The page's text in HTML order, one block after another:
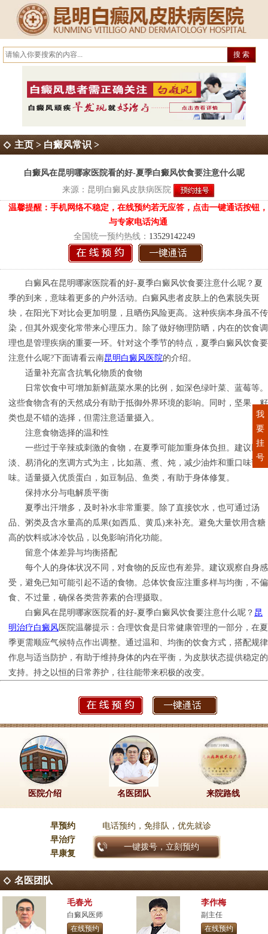
主页 > 白癜风常识 >
白癜风在昆明哪家医院看的好-夏季白癜风饮食要注意什么呢
来源： 昆明白癜风皮肤病医院
温馨提醒：手机网络不稳定，在线预约若无应答，点击一键通话按钮，
与专家电话沟通
全国统一预约热线： 13529142249
白癜风在昆明哪家医院看的好-夏季白癜风饮食要注意什么呢？夏
季的到来，意味着更多的户外活动。白癜风患者皮肤上的色素脱失斑
块，在阳光下对比会更加明显，且晒伤风险更高。这种疾病本身虽不传
染，但其外观变化常带来心理压力。除了做好物理防晒，内在的饮食调
理也是管理疾病的重要一环。针对这个季节的特点，夏季白癜风饮食要
注意什么呢?下面请看云南昆明白癜风医院的介绍。
适量补充富含抗氧化物质的食物
日常饮食中可增加新鲜蔬菜水果的比例，如深色绿叶菜、蓝莓等。
这些食物含有的天然成分有助于抵御外界环境的影响。同时，坚果、籽
类也是不错的选择，但需注意适量摄入。
注意食物选择的温和性
一些过于辛辣或刺激的食物，在夏季可能加重身体负担。建议以清
淡、易消化的烹调方式为主，比如蒸、煮、炖，减少油炸和重口味调
味。适量摄入优质蛋白，如豆制品、鱼类，有助于身体修复。
保持水分与电解质平衡
夏季出汗增多，及时补水非常重要。除了直接饮水，也可通过汤
品、粥类及含水量高的瓜果(如西瓜、黄瓜)来补充。避免大量饮用含糖
高的饮料或冰冷饮品，以免影响消化功能。
留意个体差异与均衡搭配
每个人的身体状况不同，对食物的反应也有差异。建议观察自身感
受，避免已知可能引起不适的食物。总体饮食应注重多样与均衡，不偏
食、不过量，确保各类营养素的合理摄取。
白癜风在昆明哪家医院看的好-夏季白癜风饮食要注意什么呢？ 昆
明治疗白癜风 医院温馨提示：合理饮食是日常健康管理的一部分，在夏
季更需顺应气候特点作出调整。通过温和、均衡的饮食方式，搭配规律
作息与适当防护，有助于维持身体的内在平衡，为皮肤状态提供稳定的
支持。持之以恒的日常养护，往往能带来积极的改变。
医院介绍 名医团队 来院路线
早预约
早治疗
早康复
电话预约，免排队，优先就诊
一键拨号，立刻预约
名医团队
毛春光
白癜风医师
在线预约
李作梅
副主任
在线预约
我
要
挂
号